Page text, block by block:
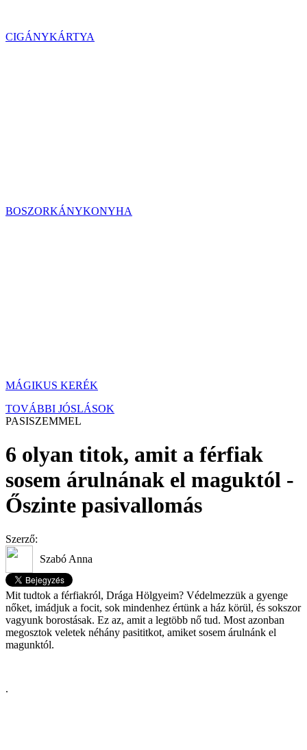
CIGÁNYKÁRTYA
BOSZORKÁNYKONYHA
MÁGIKUS KERÉK
TOVÁBBI JÓSLÁSOK
PASISZEMMEL
6 olyan titok, amit a férfiak
sosem árulnának el maguktól -
Őszinte pasivallomás
Szerző:
Szabó Anna
Mit tudtok a férfiakról, Drága Hölgyeim? Védelmezzük a gyenge
nőket, imádjuk a focit, sok mindenhez értünk a ház körül, és sokszor
vagyunk borostásak. Ez az, amit a legtöbb nő tud. Most azonban
megosztok veletek néhány pasititkot, amiket sosem árulnánk el
magunktól.
.